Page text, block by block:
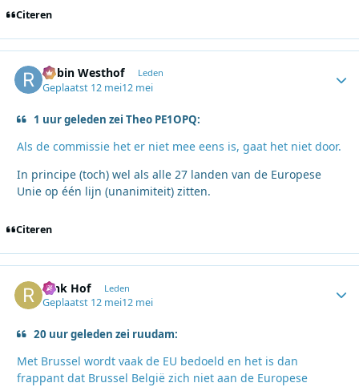
Citeren
Robin Westhof Leden
Geplaatst 12 mei12 mei
1 uur geleden zei Theo PE1OPQ:
Als de commissie het er niet mee eens is, gaat het niet door.
In principe (toch) wel als alle 27 landen van de Europese
Unie op één lijn (unanimiteit) zitten.
Citeren
Rink Hof Leden
Geplaatst 12 mei12 mei
20 uur geleden zei ruudam:
Met Brussel wordt vaak de EU bedoeld en het is dan
frappant dat Brussel België zich niet aan de Europese